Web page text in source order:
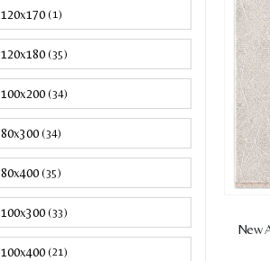
New
120x170 (1)
120x180 (35)
100x200 (34)
80x300 (34)
80x400 (35)
100x300 (33)
100x400 (21)